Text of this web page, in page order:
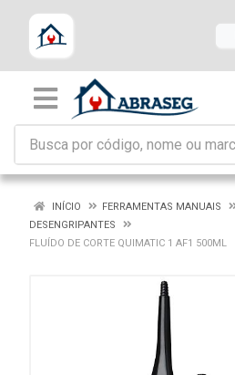
INÍCIO
FERRAMENTAS MANUAIS
DESENGRIPANTES
FLUÍDO DE CORTE QUIMATIC 1 AF1 500ML